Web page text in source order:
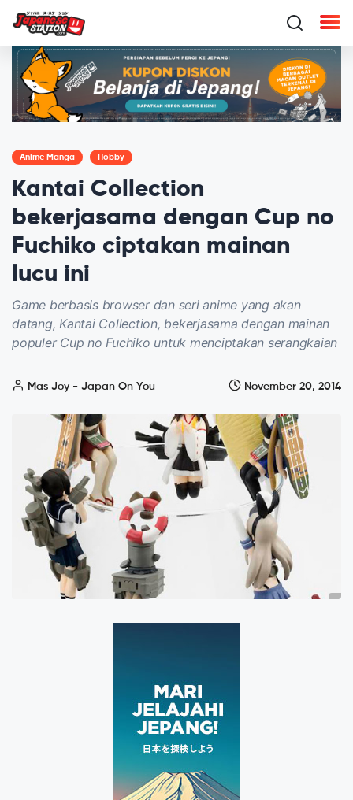
Anime Manga Hobby
Kantai Collection
bekerjasama dengan Cup no
Fuchiko ciptakan mainan
lucu ini
Game berbasis browser dan seri anime yang akan
datang, Kantai Collection, bekerjasama dengan mainan
populer Cup no Fuchiko untuk menciptakan serangkaian
Mas Joy - Japan On You November 20, 2014